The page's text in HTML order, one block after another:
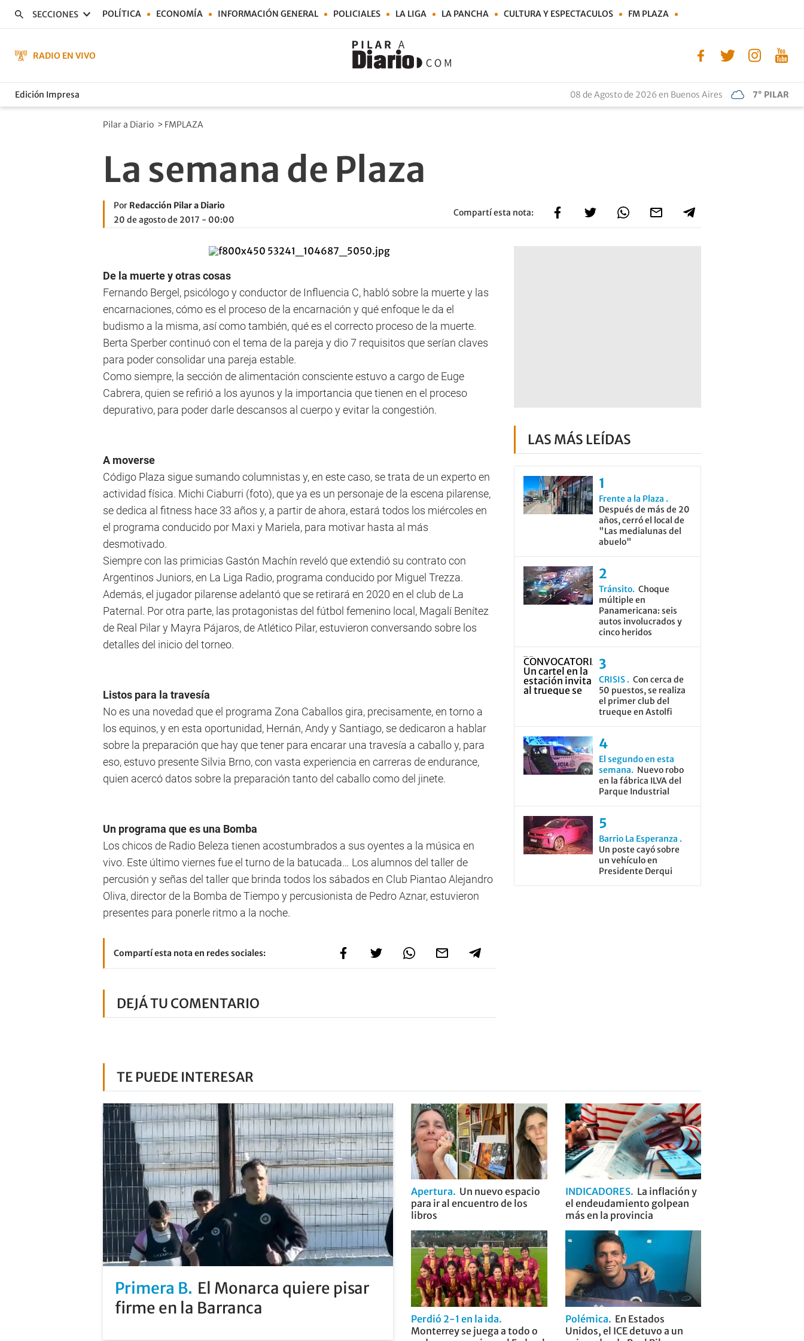
SECCIONES POLÍTICA ECONOMÍA INFORMACIÓN GENERAL POLICIALES LA LIGA LA PANCHA CULTURA Y ESPECTACULOS FM PLAZA
RADIO EN VIVO
Edición Impresa 08 de Agosto de 2026 en Buenos Aires 7° PILAR
Pilar a Diario > FMPLAZA
La semana de Plaza
Por Redacción Pilar a Diario
20 de agosto de 2017 - 00:00
Compartí esta nota:
De la muerte y otras cosas
Fernando Bergel, psicólogo y conductor de Influencia C, habló sobre la muerte y las
encarnaciones, cómo es el proceso de la encarnación y qué enfoque le da el
budismo a la misma, así como también, qué es el correcto proceso de la muerte.
Berta Sperber continuó con el tema de la pareja y dio 7 requisitos que serían claves
para poder consolidar una pareja estable.
Como siempre, la sección de alimentación consciente estuvo a cargo de Euge
Cabrera, quien se refirió a los ayunos y la importancia que tienen en el proceso
depurativo, para poder darle descansos al cuerpo y evitar la congestión.
A moverse
Código Plaza sigue sumando columnistas y, en este caso, se trata de un experto en
actividad física. Michi Ciaburri (foto), que ya es un personaje de la escena pilarense,
se dedica al fitness hace 33 años y, a partir de ahora, estará todos los miércoles en
el programa conducido por Maxi y Mariela, para motivar hasta al más
desmotivado.
Siempre con las primicias Gastón Machín reveló que extendió su contrato con
Argentinos Juniors, en La Liga Radio, programa conducido por Miguel Trezza.
Además, el jugador pilarense adelantó que se retirará en 2020 en el club de La
Paternal. Por otra parte, las protagonistas del fútbol femenino local, Magalí Benítez
de Real Pilar y Mayra Pájaros, de Atlético Pilar, estuvieron conversando sobre los
detalles del inicio del torneo.
Listos para la travesía
No es una novedad que el programa Zona Caballos gira, precisamente, en torno a
los equinos, y en esta oportunidad, Hernán, Andy y Santiago, se dedicaron a hablar
sobre la preparación que hay que tener para encarar una travesía a caballo y, para
eso, estuvo presente Silvia Brno, con vasta experiencia en carreras de endurance,
quien acercó datos sobre la preparación tanto del caballo como del jinete.
Un programa que es una Bomba
Los chicos de Radio Beleza tienen acostumbrados a sus oyentes a la música en
vivo. Este último viernes fue el turno de la batucada… Los alumnos del taller de
percusión y señas del taller que brinda todos los sábados en Club Piantao Alejandro
Oliva, director de la Bomba de Tiempo y percusionista de Pedro Aznar, estuvieron
presentes para ponerle ritmo a la noche.
Compartí esta nota en redes sociales:
DEJÁ TU COMENTARIO
LAS MÁS LEÍDAS
Frente a la Plaza
Después de más de 20
años, cerró el local de
"Las medialunas del
abuelo"
Tránsito Choque
múltiple en
Panamericana: seis
autos involucrados y
cinco heridos
CRISIS
Con cerca de
50 puestos, se realiza
el primer club del
trueque en Astolfi
El segundo en esta
semana
Nuevo robo
en la fábrica ILVA del
Parque Industrial
Barrio La Esperanza
Un poste cayó sobre
un vehículo en
Presidente Derqui
TE PUEDE INTERESAR
Primera B El Monarca quiere pisar
firme en la Barranca
Apertura
Un nuevo espacio
para ir al encuentro de los
libros
INDICADORES
La inflación y
el endeudamiento golpean
más en la provincia
Perdió 2-1 en la ida
Monterrey se juega a todo o
Polémica
En Estados
Unidos, el ICE detuvo a un